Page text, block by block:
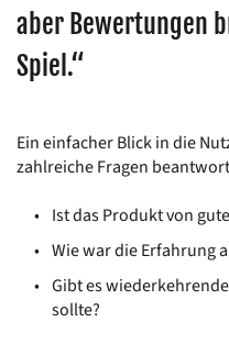
aber Bewertungen
Spiel.“
Ein einfacher Blick in die
zahlreiche Fragen
Ist das Produkt von
Wie war die Erfahrung
Gibt es
sollte?